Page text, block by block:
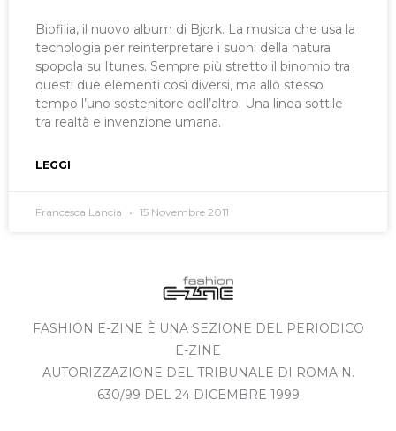
Biofilia, il nuovo album di Bjork. La musica che usa la
tecnologia per reinterpretare i suoni della natura
spopola su Itunes. Sempre più stretto il binomio tra
questi due elementi così diversi, ma allo stesso
tempo l’uno sostenitore dell’altro. Una linea sottile
tra realtà e invenzione umana.
LEGGI
Francesca Lancia 15 Novembre 2011
FASHION E-ZINE È UNA SEZIONE DEL PERIODICO
E-ZINE
AUTORIZZAZIONE DEL TRIBUNALE DI ROMA N.
630/99 DEL 24 DICEMBRE 1999